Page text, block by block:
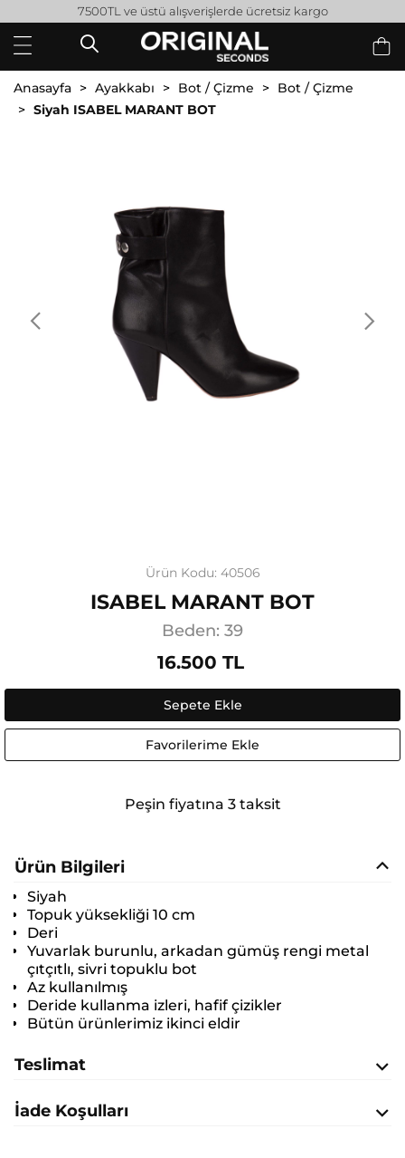
7500TL ve üstü alışverişlerde ücretsiz kargo
Anasayfa Ayakkabı Bot / Çizme
Bot / Çizme
Siyah ISABEL MARANT BOT
Ürün Kodu: 40506
ISABEL MARANT BOT
Beden: 39
16.500 TL
Sepete Ekle
Favorilerime Ekle
Peşin fiyatına 3 taksit
Ürün Bilgileri
Siyah
Topuk yüksekliği 10 cm
Deri
Yuvarlak burunlu, arkadan gümüş rengi metal
çıtçıtlı, sivri topuklu bot
Az kullanılmış
Deride kullanma izleri, hafif çizikler
Bütün ürünlerimiz ikinci eldir
Teslimat
İade Koşulları